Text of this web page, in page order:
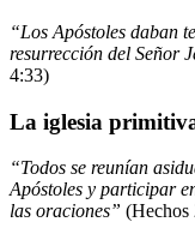
“Los Apóstoles daban
resurrección del Señor
4:33)
La iglesia
“Todos se reunían
Apóstoles y participar
las oraciones” (Hechos